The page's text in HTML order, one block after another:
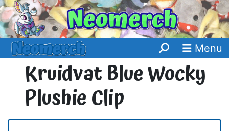
Menu
Kruidvat Blue Wocky
Plushie Clip